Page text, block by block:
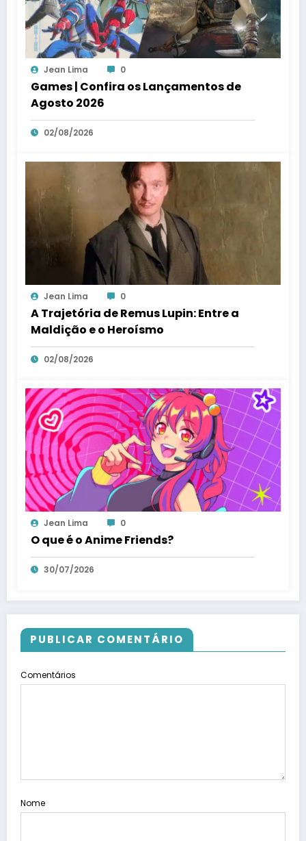
Jean Lima 0
Games | Confira os Lançamentos de
Agosto 2026
02/08/2026
Jean Lima 0
A Trajetória de Remus Lupin: Entre a
Maldição e o Heroísmo
02/08/2026
Jean Lima 0
O que é o Anime Friends?
30/07/2026
PUBLICAR COMENTÁRIO
Comentários
Nome